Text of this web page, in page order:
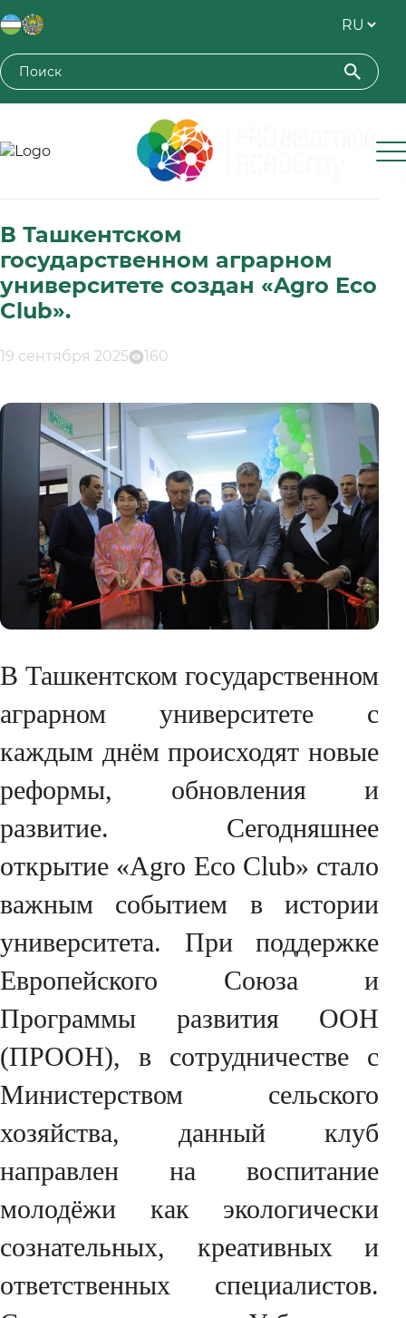
Toshkent davlat agrar universiteti
В Ташкентском
государственном аграрном
университете создан «Agro Eco
Club».
19 сентября 2025 160
В Ташкентском государственном
аграрном университете с
каждым днём происходят новые
реформы, обновления и
развитие. Сегодняшнее
открытие «Agro Eco Club» стало
важным событием в истории
университета. При поддержке
Европейского Союза и
Программы развития ООН
(ПРООН), в сотрудничестве с
Министерством сельского
хозяйства, данный клуб
направлен на воспитание
молодёжи как экологически
сознательных, креативных и
ответственных специалистов.